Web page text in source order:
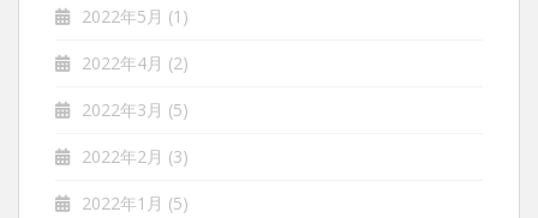
2022年5月 (1)
2022年4月 (2)
2022年3月 (5)
2022年2月 (3)
2022年1月 (5)